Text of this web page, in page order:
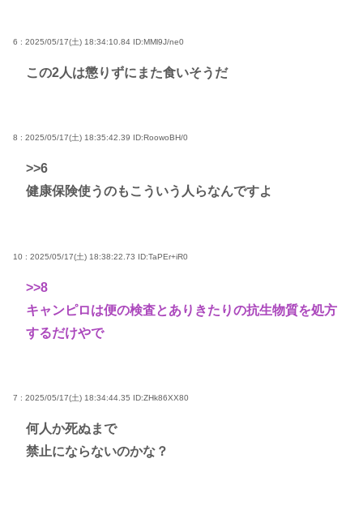
6 : 2025/05/17(土) 18:34:10.84 ID:MMl9J/ne0
この2人は懲りずにまた食いそうだ
8 : 2025/05/17(土) 18:35:42.39 ID:RoowoBH/0
>>6
健康保険使うのもこういう人らなんですよ
10 : 2025/05/17(土) 18:38:22.73 ID:TaPEr+iR0
>>8
キャンピロは便の検査とありきたりの抗生物質を処方
するだけやで
7 : 2025/05/17(土) 18:34:44.35 ID:ZHk86XX80
何人か死ぬまで
禁止にならないのかな？